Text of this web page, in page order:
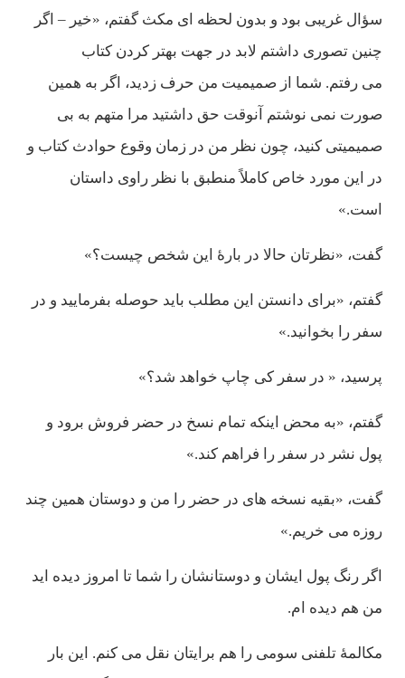
سؤال غريبی بود و بدون لحظه ای مكث گفتم، «خير – اگر
چنين تصوری داشتم لابد در جهت بهتر كردن كتاب
می رفتم. شما از صميميت من حرف زديد، اگر به همين
صورت نمی نوشتم آنوقت حق داشتيد مرا متهم به بی
صميميتی كنيد، چون نظر من در زمان وقوع حوادث كتاب و
در اين مورد خاص كاملاً منطبق با نظر راوی داستان
است.»
گفت، «نظرتان حالا در بارۀ اين شخص چيست؟»
گفتم، «برای دانستن اين مطلب بايد حوصله بفرماييد و در
سفر را بخوانيد.»
پرسيد، « در سفر كی چاپ خواهد شد؟»
گفتم، «به محض اينكه تمام نسخ در حضر فروش برود و
پول نشر در سفر را فراهم كند.»
گفت، «بقيه نسخه های در حضر را من و دوستان همين چند
روزه می خريم.»
اگر رنگ پول ايشان و دوستانشان را شما تا امروز ديده ايد
من هم ديده ام.
مكالمۀ تلفنی سومی را هم برايتان نقل می كنم. اين بار